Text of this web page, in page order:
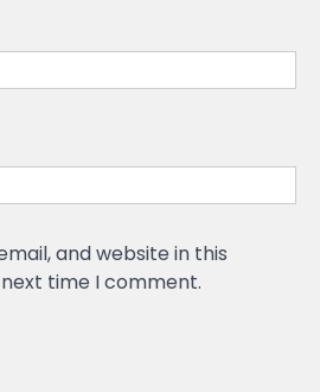
and website in this
time I comment.